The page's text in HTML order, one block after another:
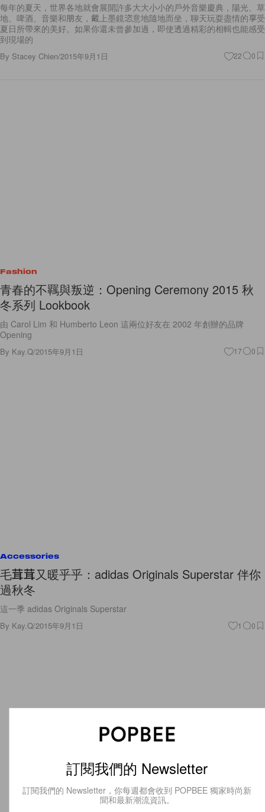
每年的夏天，世界各地就會展開許多大大小小的戶外音樂慶典，陽光、草
地、啤酒、音樂和朋友，戴上墨鏡恣意地隨地而坐，聊天玩耍盡情的享受
夏日所帶來的美好。如果你還未曾參加過，即使透過精彩的相輯也能感受
到現場的
By Stacey Chien/2015年9月1日 22 0
Fashion
青春的不羈與叛逆：Opening Ceremony 2015 秋
冬系列 Lookbook
由 Carol Lim 和 Humberto Leon 這兩位好友在 2002 年創辦的品牌
Opening
By Kay.Q/2015年9月1日 17 0
Accessories
毛茸茸又暖乎乎：adidas Originals Superstar 伴你
過秋冬
這一季 adidas Originals Superstar
By Kay.Q/2015年9月1日 1 0
訂閱我們的 Newsletter
訂閱我們的 Newsletter，你每週都會收到 POPBEE 獨家時尚新
聞和最新潮流資訊。